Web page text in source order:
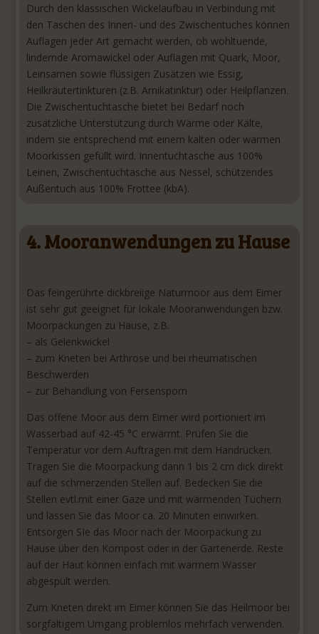
Durch den klassischen Wickelaufbau in Verbindung mit
den Taschen des Innen- und des Zwischentuches können
Auflagen jeder Art gemacht werden, ob wohltuende,
lindernde Aromawickel oder Auflagen mit Quark, Moor,
Leinsamen sowie flüssigen Zusätzen wie Essig,
Heilkräutertinkturen (z.B. Arnikatinktur) oder Heilpflanzen.
Die Zwischentuchtasche bietet bei Bedarf noch
zusätzliche Unterstützung durch Wärme oder Kälte,
indem sie entsprechend mit einem kalten oder warmen
Moorkissen gefüllt wird. Innentuchtasche aus 100%
Leinen, Zwischentuchtasche aus Nessel, schützendes
Außentuch aus 100% Frottee (kbA).
4. Mooranwendungen zu Hause
Das feingerührte dickbreiige Naturmoor aus dem Eimer
ist sehr gut geeignet für lokale Mooranwendungen bzw.
Moorpackungen zu Hause, z.B.
– als Gelenkwickel
– zum Kneten bei Arthrose und bei rheumatischen
Beschwerden
– zur Behandlung von Fersensporn
Das offene Moor aus dem Eimer wird portioniert im
Wasserbad auf 42-45 °C erwärmt. Prüfen Sie die
Temperatur vor dem Auftragen mit dem Handrücken.
Tragen Sie die Moorpackung dann 1 bis 2 cm dick direkt
auf die schmerzenden Stellen auf. Bedecken Sie die
Stellen evtl.mit einer Gaze und mit wärmenden Tüchern
und lassen Sie das Moor ca. 20 Minuten einwirken.
Entsorgen SIe das Moor nach der Moorpackung zu
Hause über den Kompost oder in der Gartenerde. Reste
auf der Haut können einfach mit warmem Wasser
abgespült werden.
Zum Kneten direkt im Eimer können Sie das Heilmoor bei
sorgfältigem Umgang problemlos mehrfach verwenden.